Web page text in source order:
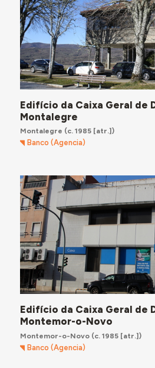
Edifício da Caixa Geral de
Montalegre
Montalegre (c. 1985 [atr.])
Banco (Agencia)
Edifício da Caixa Geral de
Montemor-o-Novo
Montemor-o-Novo(c. 1985 [atr.])
Banco (Agencia)